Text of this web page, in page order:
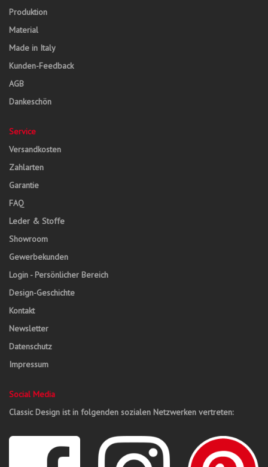
Produktion
Material
Made in Italy
Kunden-Feedback
AGB
Dankeschön
Service
Versandkosten
Zahlarten
Garantie
FAQ
Leder & Stoffe
Showroom
Gewerbekunden
Login - Persönlicher Bereich
Design-Geschichte
Kontakt
Newsletter
Datenschutz
Impressum
Social Media
Classic Design ist in folgenden sozialen Netzwerken vertreten: